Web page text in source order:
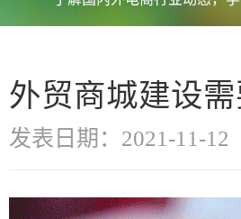
外贸商城建设
发表日期：2021-11-12